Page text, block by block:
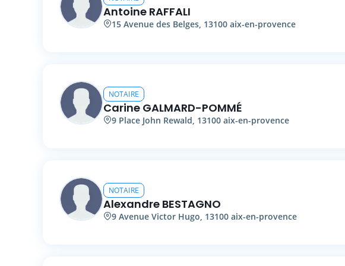
Antoine RAFFALI
15 Avenue des Belges, 13100 aix-en-provence
NOTAIRE
Carine GALMARD-POMMÉ
9 Place John Rewald, 13100 aix-en-provence
NOTAIRE
Alexandre BESTAGNO
9 Avenue Victor Hugo, 13100 aix-en-provence